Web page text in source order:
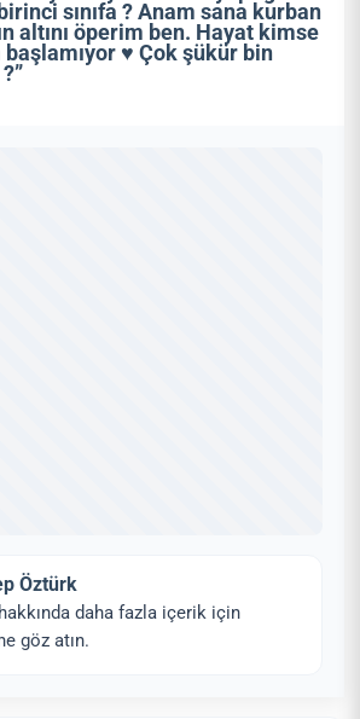
sınıfa ? Anam sana kurban
altını öperim ben. Hayat kimse
♥️ Çok şükür bin
Öztürk
daha fazla içerik için
göz atın.